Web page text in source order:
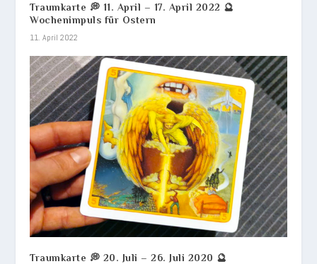
Traumkarte 💭 11. April – 17. April 2022 🔮
Wochenimpuls für Ostern
11. April 2022
Traumkarte 💭 20. Juli – 26. Juli 2020 🔮